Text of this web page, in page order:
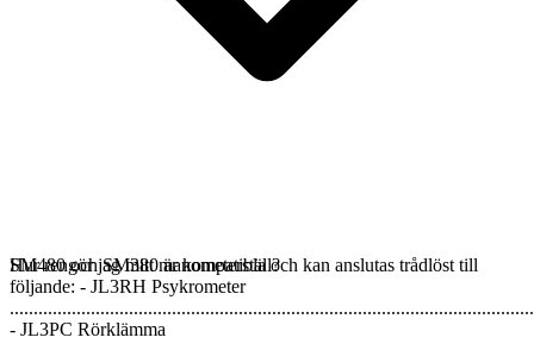
SM480 och SM380 är kompatibla och kan anslutas trådlöst till
följande: - JL3RH Psykrometer
- JL3PC Rörklämma
Hur rengör jag mitt manometerställ?